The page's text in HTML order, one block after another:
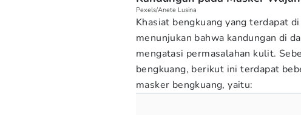
Pexels/Anete Lusina
Khasiat bengkuang yang terdapat
menunjukan bahwa kandungan di
mengatasi permasalahan kulit.
bengkuang, berikut ini terdapat
masker bengkuang, yaitu: